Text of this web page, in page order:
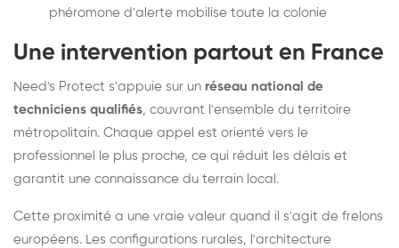
phéromone d'alerte mobilise toute la colonie
Une intervention partout en France
Need's Protect s'appuie sur un réseau national de
techniciens qualifiés, couvrant l'ensemble du territoire
métropolitain. Chaque appel est orienté vers le
professionnel le plus proche, ce qui réduit les délais et
garantit une connaissance du terrain local.
Cette proximité a une vraie valeur quand il s'agit de frelons
européens. Les configurations rurales, l'architecture